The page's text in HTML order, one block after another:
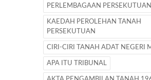
PERLEMBAGAAN PERSEKUTUAN
KAEDAH PEROLEHAN TANAH
PERSEKUTUAN
CIRI-CIRI TANAH ADAT NEGERI
APA ITU TRIBUNAL